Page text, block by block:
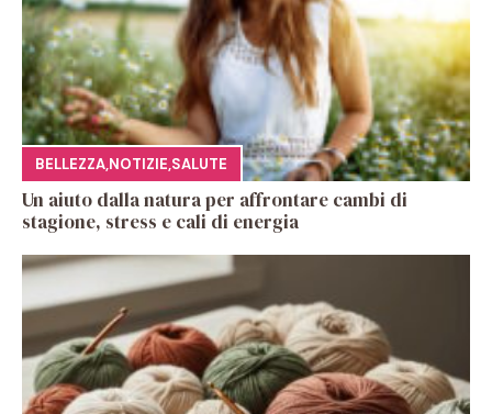
BELLEZZA,NOTIZIE,SALUTE
Un aiuto dalla natura per affrontare cambi di
stagione, stress e cali di energia